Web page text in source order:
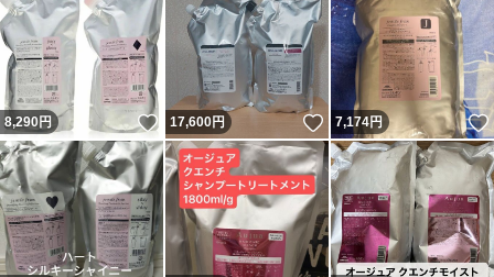
8,290円 いいね！
17,600円 いいね！
7,174円